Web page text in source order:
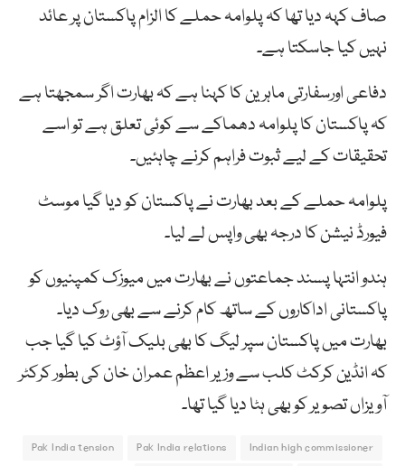
صاف کہہ دیا تھا کہ پلوامہ حملے کا الزام پاکستان پر عائد
نہیں کیا جاسکتا ہے۔
دفاعی اورسفارتی ماہرین کا کہنا ہے کہ بھارت اگر سمجھتا ہے
کہ پاکستان کا پلوامہ دھماکے سے کوئی تعلق ہے تو اسے
تحقیقات کے لیے ثبوت فراہم کرنے چاہئیں۔
پلوامہ حملے کے بعد بھارت نے پاکستان کو دیا گیا موسٹ
فیورڈ نیشن کا درجہ بھی واپس لے لیا۔
ہندو انتہا پسند جماعتوں نے بھارت میں میوزک کمپنیوں کو
پاکستانی اداکاروں کے ساتھ کام کرنے سے بھی روک دیا۔
بھارت میں پاکستان سپر لیگ کا بھی بلیک آؤٹ کیا گیا جب
کہ انڈین کرکٹ کلب سے وزیر اعظم عمران خان کی بطور کرکٹر
آویزاں تصویر کو بھی ہٹا دیا گیا تھا۔
Indian high commissioner
Pak India relations
Pak India tension